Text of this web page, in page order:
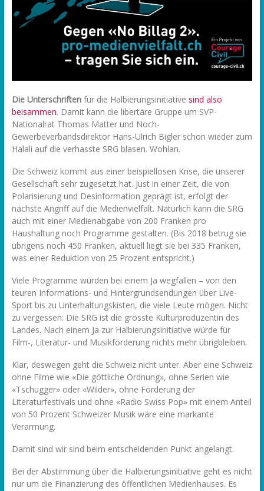
Die Unterschriftenfür die Halbierungsinitiative sind also
beisammen. Damit kann die libertäre Gruppe um SVP-
Nationalrat Thomas Matter und Noch-
Gewerbeverbandsdirektor Hans-Ulrich Bigler schon wieder zum
Halali auf die verhasste SRG blasen. Wohlan.
Die Schweiz kommt aus einer beispiellosen Krise, die unserer
Gesellschaft sehr zugesetzt hat. Just in einer Zeit, die von
Polarisierung und Desinformation geprägt ist, erfolgt der
nächste Angriff auf die Medienvielfalt. Natürlich kann die SRG
auch mit einer Medienabgabe von 200 Franken pro
Haushaltung noch Programme gestalten. (Bis 2018 betrug sie
übrigens noch 450 Franken, aktuell liegt sie bei 335 Franken,
was einer Reduktion von 25 Prozent entspricht.)
Viele Programme würden bei einem Ja wegfallen – von den
teuren Informations- und Hintergrundsendungen über Live-
Sport bis zu Unterhaltungskisten, die viele Leute mögen. Nicht
zu vergessen: Die SRG ist die grösste Kulturproduzentin des
Landes. Nach einem Ja zur Halbierungsinitiative würde für
Film-, Literatur- und Musikförderung nichts mehr übrigbleiben.
Klar, deswegen geht die Schweiz nicht unter. Aber eine Schweiz
ohne Filme wie «Die göttliche Ordnung», ohne Serien wie
«Tschugger» oder «Wilder», ohne Förderung der
Literaturfestivals und ohne «Radio Swiss Pop» mit einem Anteil
von 50 Prozent Schweizer Musik wäre eine markante
Verarmung.
Damit sind wir sind beim entscheidenden Punkt angelangt.
Bei der Abstimmung über die Halbierungsinitiative geht es nicht
nur um die Finanzierung des öffentlichen Medienhauses. Es